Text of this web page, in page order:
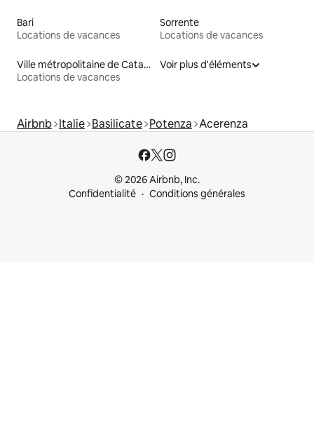
Bari
Locations de vacances
Sorrente
Locations de vacances
Ville métropolitaine de Catane
Locations de vacances
Voir plus d'éléments
Airbnb Italie Basilicate Potenza Acerenza
© 2026 Airbnb, Inc.
Confidentialité
Conditions générales